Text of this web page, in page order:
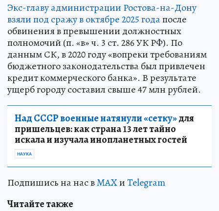
Экс-главу администрации Ростова-на-Дону
взяли под сражу в октябре 2025 годапосле
обвинения в превышении должностных
полномочий (п. «в» ч. 3 ст. 286 УК РФ). По
данным СК, в 2020 году «вопреки требованиям
бюджетного законодательства был привлечен
кредит коммерческого банка». В результате
ущерб городу составил свыше 47 млн рублей.
Над СССР военные натянули «сетку»для
пришельцев: как страна 13 лет тайно
искала и изучала инопланетных гостей
НАУКА
Подпишись на нас вMAXиTelegram
Читайте также